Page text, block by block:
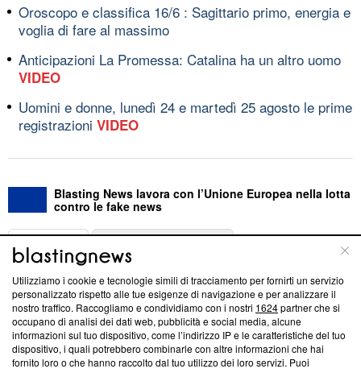
Oroscopo e classifica 16/6 : Sagittario primo, energia e
voglia di fare al massimo
Anticipazioni La Promessa: Catalina ha un altro uomo
VIDEO
Uomini e donne, lunedì 24 e martedì 25 agosto le prime
registrazioni VIDEO
Blasting News lavora con l’Unione Europea nella lotta
contro le fake news
ABOUT
Questa sezione offre informazioni trasparenti su Blasting
News, sui nostri processi editoriali e su come ci impegniamo a
creare news di qualità. Inoltre, afferma la nostra aderenza a
‘Trust Project - News with Integrity’Blasting News non è
ancora membro del programma, ma ha richiesto di farne
Utilizziamo i cookie e tecnologie simili di tracciamento per fornirti un servizio
personalizzato rispetto alle tue esigenze di navigazione e per analizzare il
nostro traffico. Raccogliamo e condividiamo con i nostri 1624partner che si
occupano di analisi dei dati web, pubblicità e social media, alcune
informazioni sul tuo dispositivo, come l’indirizzo IP e le caratteristiche del tuo
dispositivo, i quali potrebbero combinarle con altre informazioni che hai
fornito loro o che hanno raccolto dal tuo utilizzo dei loro servizi. Puoi